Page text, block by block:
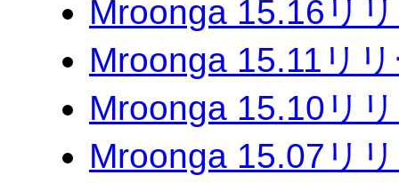
Mroonga 15.16リ
Mroonga 15.11リ
Mroonga 15.10リ
Mroonga 15.07リ